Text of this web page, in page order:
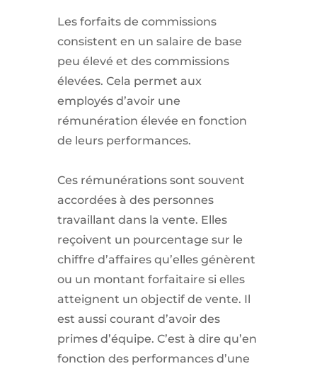
Les forfaits de commissions
consistent en un salaire de base
peu élevé et des commissions
élevées. Cela permet aux
employés d’avoir une
rémunération élevée en fonction
de leurs performances.
Ces rémunérations sont souvent
accordées à des personnes
travaillant dans la vente. Elles
reçoivent un pourcentage sur le
chiffre d’affaires qu’elles génèrent
ou un montant forfaitaire si elles
atteignent un objectif de vente. Il
est aussi courant d’avoir des
primes d’équipe. C’est à dire qu’en
fonction des performances d’une